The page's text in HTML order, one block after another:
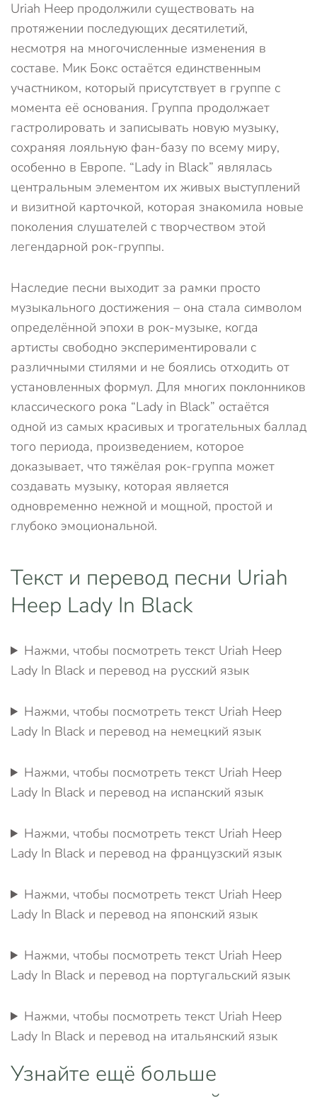
Uriah Heep продолжили существовать на
протяжении последующих десятилетий,
несмотря на многочисленные изменения в
составе. Мик Бокс остаётся единственным
участником, который присутствует в группе с
момента её основания. Группа продолжает
гастролировать и записывать новую музыку,
сохраняя лояльную фан-базу по всему миру,
особенно в Европе. “Lady in Black” являлась
центральным элементом их живых выступлений
и визитной карточкой, которая знакомила новые
поколения слушателей с творчеством этой
легендарной рок-группы.
Наследие песни выходит за рамки просто
музыкального достижения – она стала символом
определённой эпохи в рок-музыке, когда
артисты свободно экспериментировали с
различными стилями и не боялись отходить от
установленных формул. Для многих поклонников
классического рока “Lady in Black” остаётся
одной из самых красивых и трогательных баллад
того периода, произведением, которое
доказывает, что тяжёлая рок-группа может
создавать музыку, которая является
одновременно нежной и мощной, простой и
глубоко эмоциональной.
Текст и перевод песни Uriah
Heep Lady In Black
Нажми, чтобы посмотреть текст Uriah Heep
Lady In Black и перевод на русский язык
Нажми, чтобы посмотреть текст Uriah Heep
Lady In Black и перевод на немецкий язык
Нажми, чтобы посмотреть текст Uriah Heep
Lady In Black и перевод на испанский язык
Нажми, чтобы посмотреть текст Uriah Heep
Lady In Black и перевод на французский язык
Нажми, чтобы посмотреть текст Uriah Heep
Lady In Black и перевод на японский язык
Нажми, чтобы посмотреть текст Uriah Heep
Lady In Black и перевод на португальский язык
Нажми, чтобы посмотреть текст Uriah Heep
Lady In Black и перевод на итальянский язык
Узнайте ещё больше